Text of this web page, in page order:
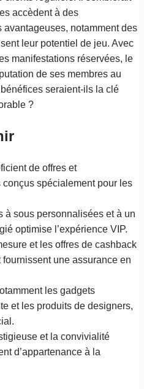
accèdent à des
notamment des
leur potentiel de jeu. Avec
manifestations réservées, le
de ses membres au
seraient-ils la clé
?
de offres et
conçus spécialement pour les
à sous personnalisées et à un
optimise l’expérience VIP.
et les offres de cashback
une assurance en
les gadgets
et les produits de designers,
et la convivialité
d’appartenance à la